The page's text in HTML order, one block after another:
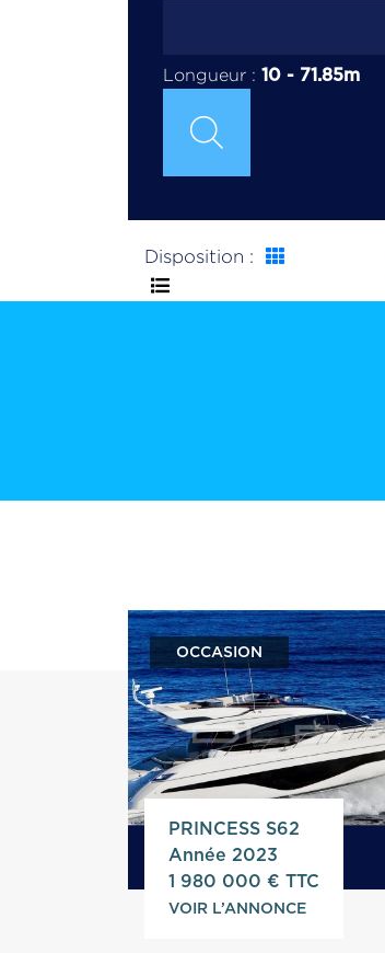
Longueur : 10 - 71.85m
Disposition :
OCCASION
PRINCESS S62
Année 2023
1 980 000 € TTC
VOIR L’ANNONCE